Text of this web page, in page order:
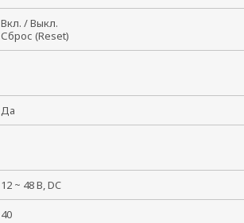
Вкл. / Выкл.
Сброс (Reset)
Да
12 ~ 48 В, DC
40